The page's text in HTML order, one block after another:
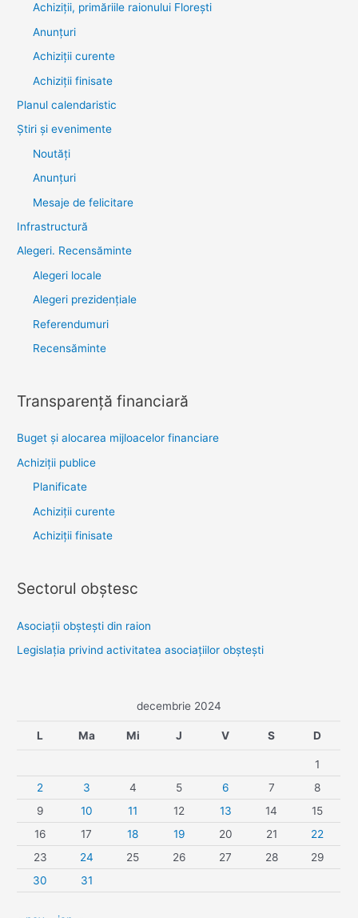
Achiziții, primăriile raionului Florești
Anunțuri
Achiziții curente
Achiziții finisate
Planul calendaristic
Știri şi evenimente
Noutăţi
Anunţuri
Mesaje de felicitare
Infrastructură
Alegeri. Recensăminte
Alegeri locale
Alegeri prezidențiale
Referendumuri
Recensăminte
Transparenţă financiară
Buget și alocarea mijloacelor financiare
Achiziţii publice
Planificate
Achiziții curente
Achiziții finisate
Sectorul obştesc
Asociaţii obşteşti din raion
Legislaţia privind activitatea asociaţiilor obşteşti
decembrie 2024
L Ma Mi J V S D
1
2
3 4 5 6 7
8
9
10 11 12 13 14
15
16
17 18 19 20 21
22
23
24 25 26 27 28
29
30
31